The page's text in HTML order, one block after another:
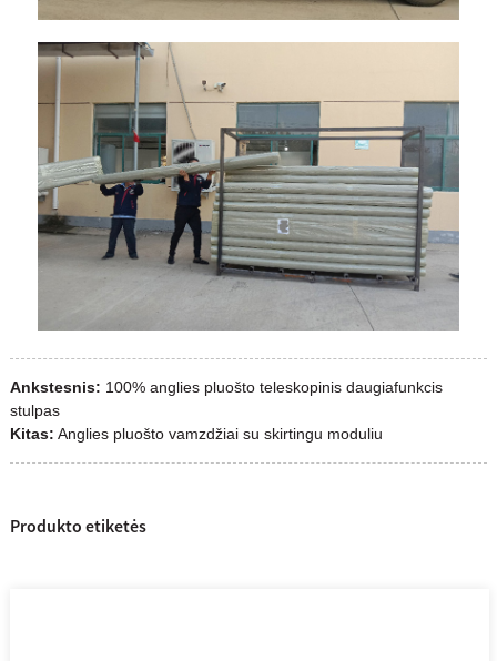
Ankstesnis: 100% anglies pluošto teleskopinis daugiafunkcis
stulpas
Kitas: Anglies pluošto vamzdžiai su skirtingu moduliu
Produkto etiketės